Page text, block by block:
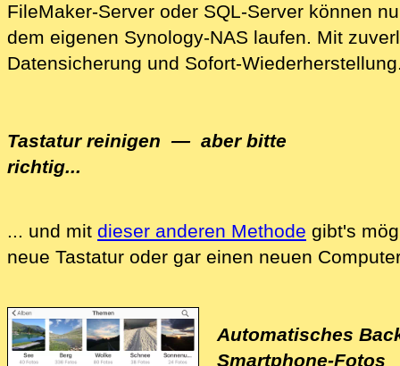
FileMaker-Server oder SQL-Server können
dem eigenen Synology-NAS laufen. Mit
Da‍tensicherung und Sofort-
Tastatur reinigen — aber bitte
richtig...
Wir reinigen Ihre Computer-Tastatur, Ihren
... und mit dieser anderen Methode gibt's
neue Tastatur oder gar einen neuen
Automatisches
Smartphone-Fotos